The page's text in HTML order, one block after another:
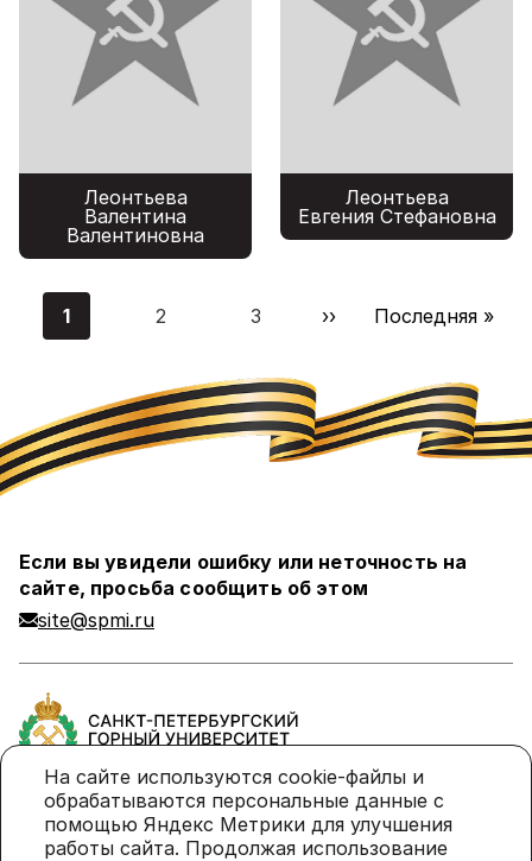
Леонтьева
Валентина
Валентиновна
Леонтьева
Евгения Стефановна
Нумерация
страницТекущая
1
Страница
2
Страница
3
Следующая
››
Последняя
Последняя »
На сайте используются cookie-файлы и
обрабатываются персональные данные с
помощью Яндекс Метрики для улучшения
работы сайта. Продолжая использование
Если вы увидели ошибку или неточность на
сайте, просьба сообщить об этом
site@spmi.ru
Политика в отношении обработки персональных